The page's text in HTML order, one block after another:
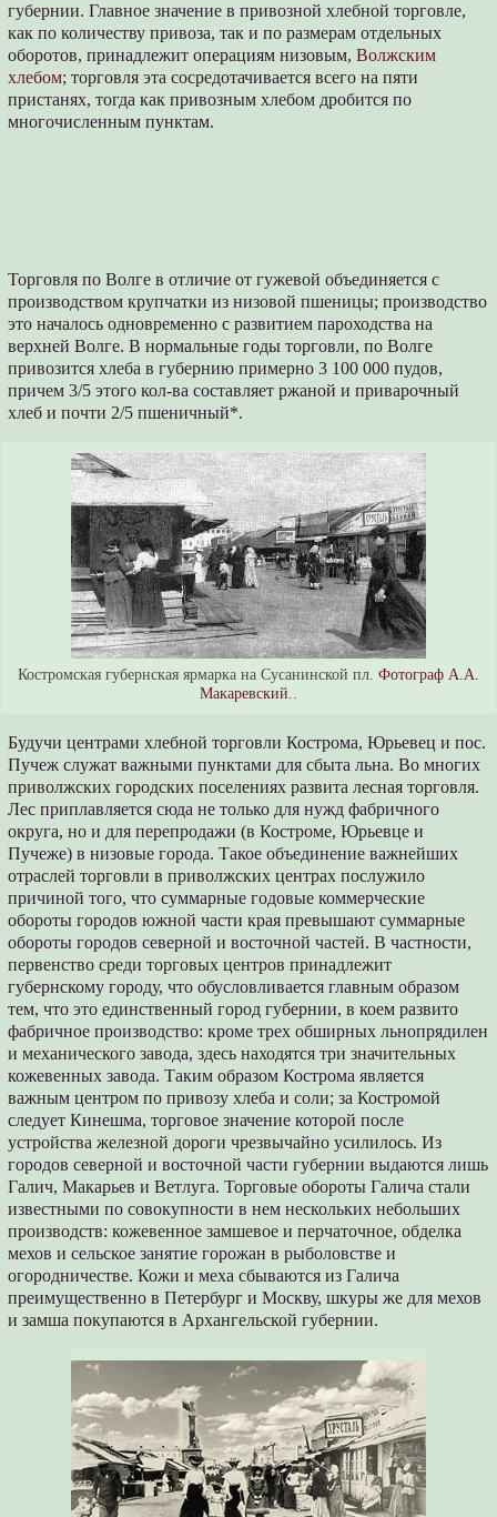
губернии. Главное значение в привозной хлебной торговле,
как по количеству привоза, так и по размерам отдельных
оборотов, принадлежит операциям низовым,Волжским
хлебом; торговля эта сосредотачивается всего на пяти
пристанях, тогда как привозным хлебом дробится по
многочисленным пунктам.
Торговля по Волге в отличие от гужевой объединяется с
производством крупчатки из низовой пшеницы; производство
это началось одновременно с развитием пароходства на
верхней Волге. В нормальные годы торговли, по Волге
привозится хлеба в губернию примерно 3 100 000 пудов,
причем 3/5 этого кол-ва составляет ржаной и приварочный
хлеб и почти 2/5 пшеничный*.
Костромская губернская ярмарка на Сусанинской пл. Фотограф А.А.
Макаревский..
Будучи центрами хлебной торговли Кострома, Юрьевец и пос.
Пучеж служат важными пунктами для сбыта льна. Во многих
приволжских городских поселениях развита лесная торговля.
Лес приплавляется сюда не только для нужд фабричного
округа, но и для перепродажи (в Костроме, Юрьевце и
Пучеже) в низовые города. Такое объединение важнейших
отраслей торговли в приволжских центрах послужило
причиной того, что суммарные годовые коммерческие
обороты городов южной части края превышают суммарные
обороты городов северной и восточной частей. В частности,
первенство среди торговых центров принадлежит
губернскому городу, что обусловливается главным образом
тем, что это единственный город губернии, в коем развито
фабричное производство: кроме трех обширных льнопрядилен
и механического завода, здесь находятся три значительных
кожевенных завода. Таким образом Кострома является
важным центром по привозу хлеба и соли; за Костромой
следует Кинешма, торговое значение которой после
устройства железной дороги чрезвычайно усилилось. Из
городов северной и восточной части губернии выдаются лишь
Галич, Макарьев и Ветлуга. Торговые обороты Галича стали
известными по совокупности в нем нескольких небольших
производств: кожевенное замшевое и перчаточное, обделка
мехов и сельское занятие горожан в рыболовстве и
огородничестве. Кожи и меха сбываются из Галича
преимущественно в Петербург и Москву, шкуры же для мехов
и замша покупаются в Архангельской губернии.